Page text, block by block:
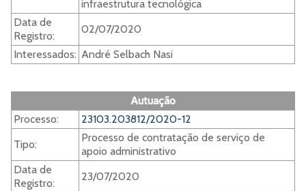
infraestrutura tecnológica
Data de
Registro:
02/07/2020
Interessados: André Selbach Nasi
Autuação
Processo:
23103.203812/2020-12
Tipo:
Processo de contratação de serviço de
apoio administrativo
Data de
Registro:
23/07/2020